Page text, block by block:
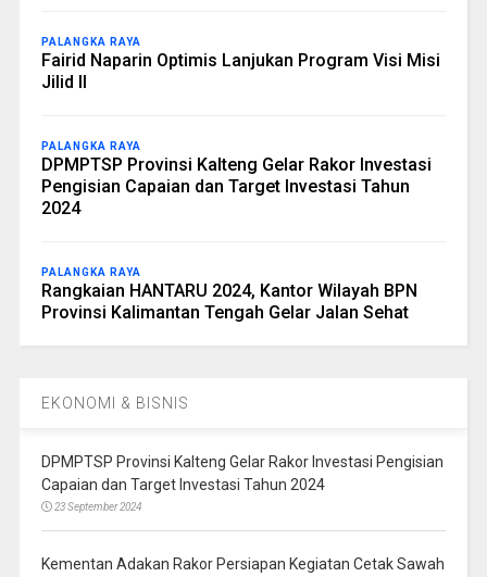
PALANGKA RAYA
Fairid Naparin Optimis Lanjukan Program Visi Misi
Jilid II
PALANGKA RAYA
DPMPTSP Provinsi Kalteng Gelar Rakor Investasi
Pengisian Capaian dan Target Investasi Tahun
2024
PALANGKA RAYA
Rangkaian HANTARU 2024, Kantor Wilayah BPN
Provinsi Kalimantan Tengah Gelar Jalan Sehat
EKONOMI & BISNIS
DPMPTSP Provinsi Kalteng Gelar Rakor Investasi Pengisian
Capaian dan Target Investasi Tahun 2024
23 September 2024
Kementan Adakan Rakor Persiapan Kegiatan Cetak Sawah